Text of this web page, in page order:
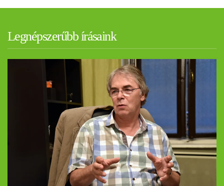
Legnépszerűbb írásaink